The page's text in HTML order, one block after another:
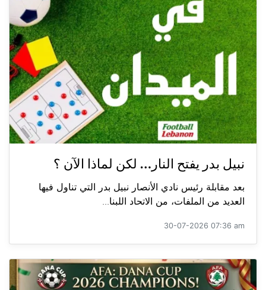
نبيل بدر يفتح النار… لكن لماذا الآن ؟
بعد مقابلة رئيس نادي الأنصار نبيل بدر التي تناول فيها
العديد من الملفات، من الاتحاد اللبنا...
30-07-2026 07:36 am